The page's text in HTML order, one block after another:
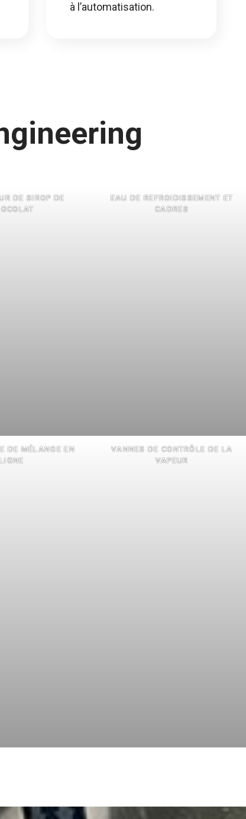
à l’automatisation.
DE SIROP DE
EAU DE REFROIDISSEMENT ET
CADRES
DE MÉLANGE EN
LIGNE
VANNES DE CONTRÔLE DE LA
VAPEUR